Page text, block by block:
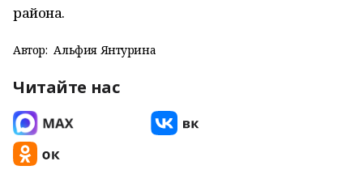
района.
Автор: Альфия Янтурина
Читайте нас